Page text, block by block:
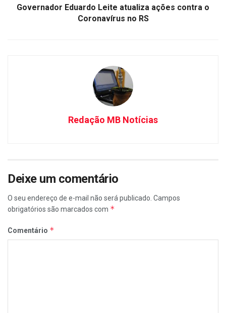
Governador Eduardo Leite atualiza ações contra o
Coronavírus no RS
Redação MB Notícias
Deixe um comentário
O seu endereço de e-mail não será publicado. Campos
obrigatórios são marcados com *
Comentário *